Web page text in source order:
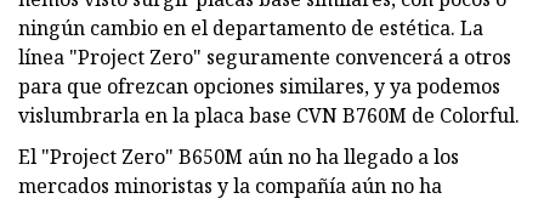
ningún cambio en el departamento de estética. La
línea "Project Zero" seguramente convencerá a otros
para que ofrezcan opciones similares, y ya podemos
vislumbrarla en la placa base CVN B760M de Colorful.
El "Project Zero" B650M aún no ha llegado a los
mercados minoristas y la compañía aún no ha